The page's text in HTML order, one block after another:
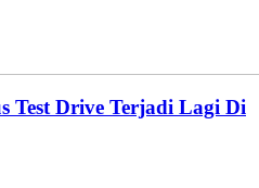
Test Drive Terjadi Lagi Di